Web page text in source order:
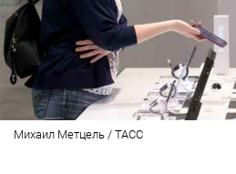
Михаил Метцель / ТАСС